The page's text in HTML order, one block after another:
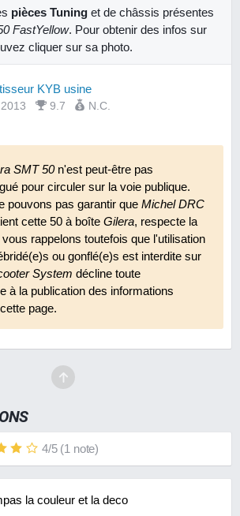
pièces Tuning et de châssis présentes
FastYellow. Pour obtenir des infos sur
cliquer sur sa photo.
KYB usine
9.7 N.C.
SMT 50n'est peut-être pas
pour circuler sur la voie publique.
pouvons pas garantir queMichel DRC
cette 50 à boîte Gilera, respecte la
rappelons toutefois que l'utilisation
ou gonflé(e)s est interdite sur
System décline toute
à la publication des informations
page.
4/5(1 note)
la couleur et la deco